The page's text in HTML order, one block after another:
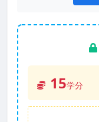
15学分